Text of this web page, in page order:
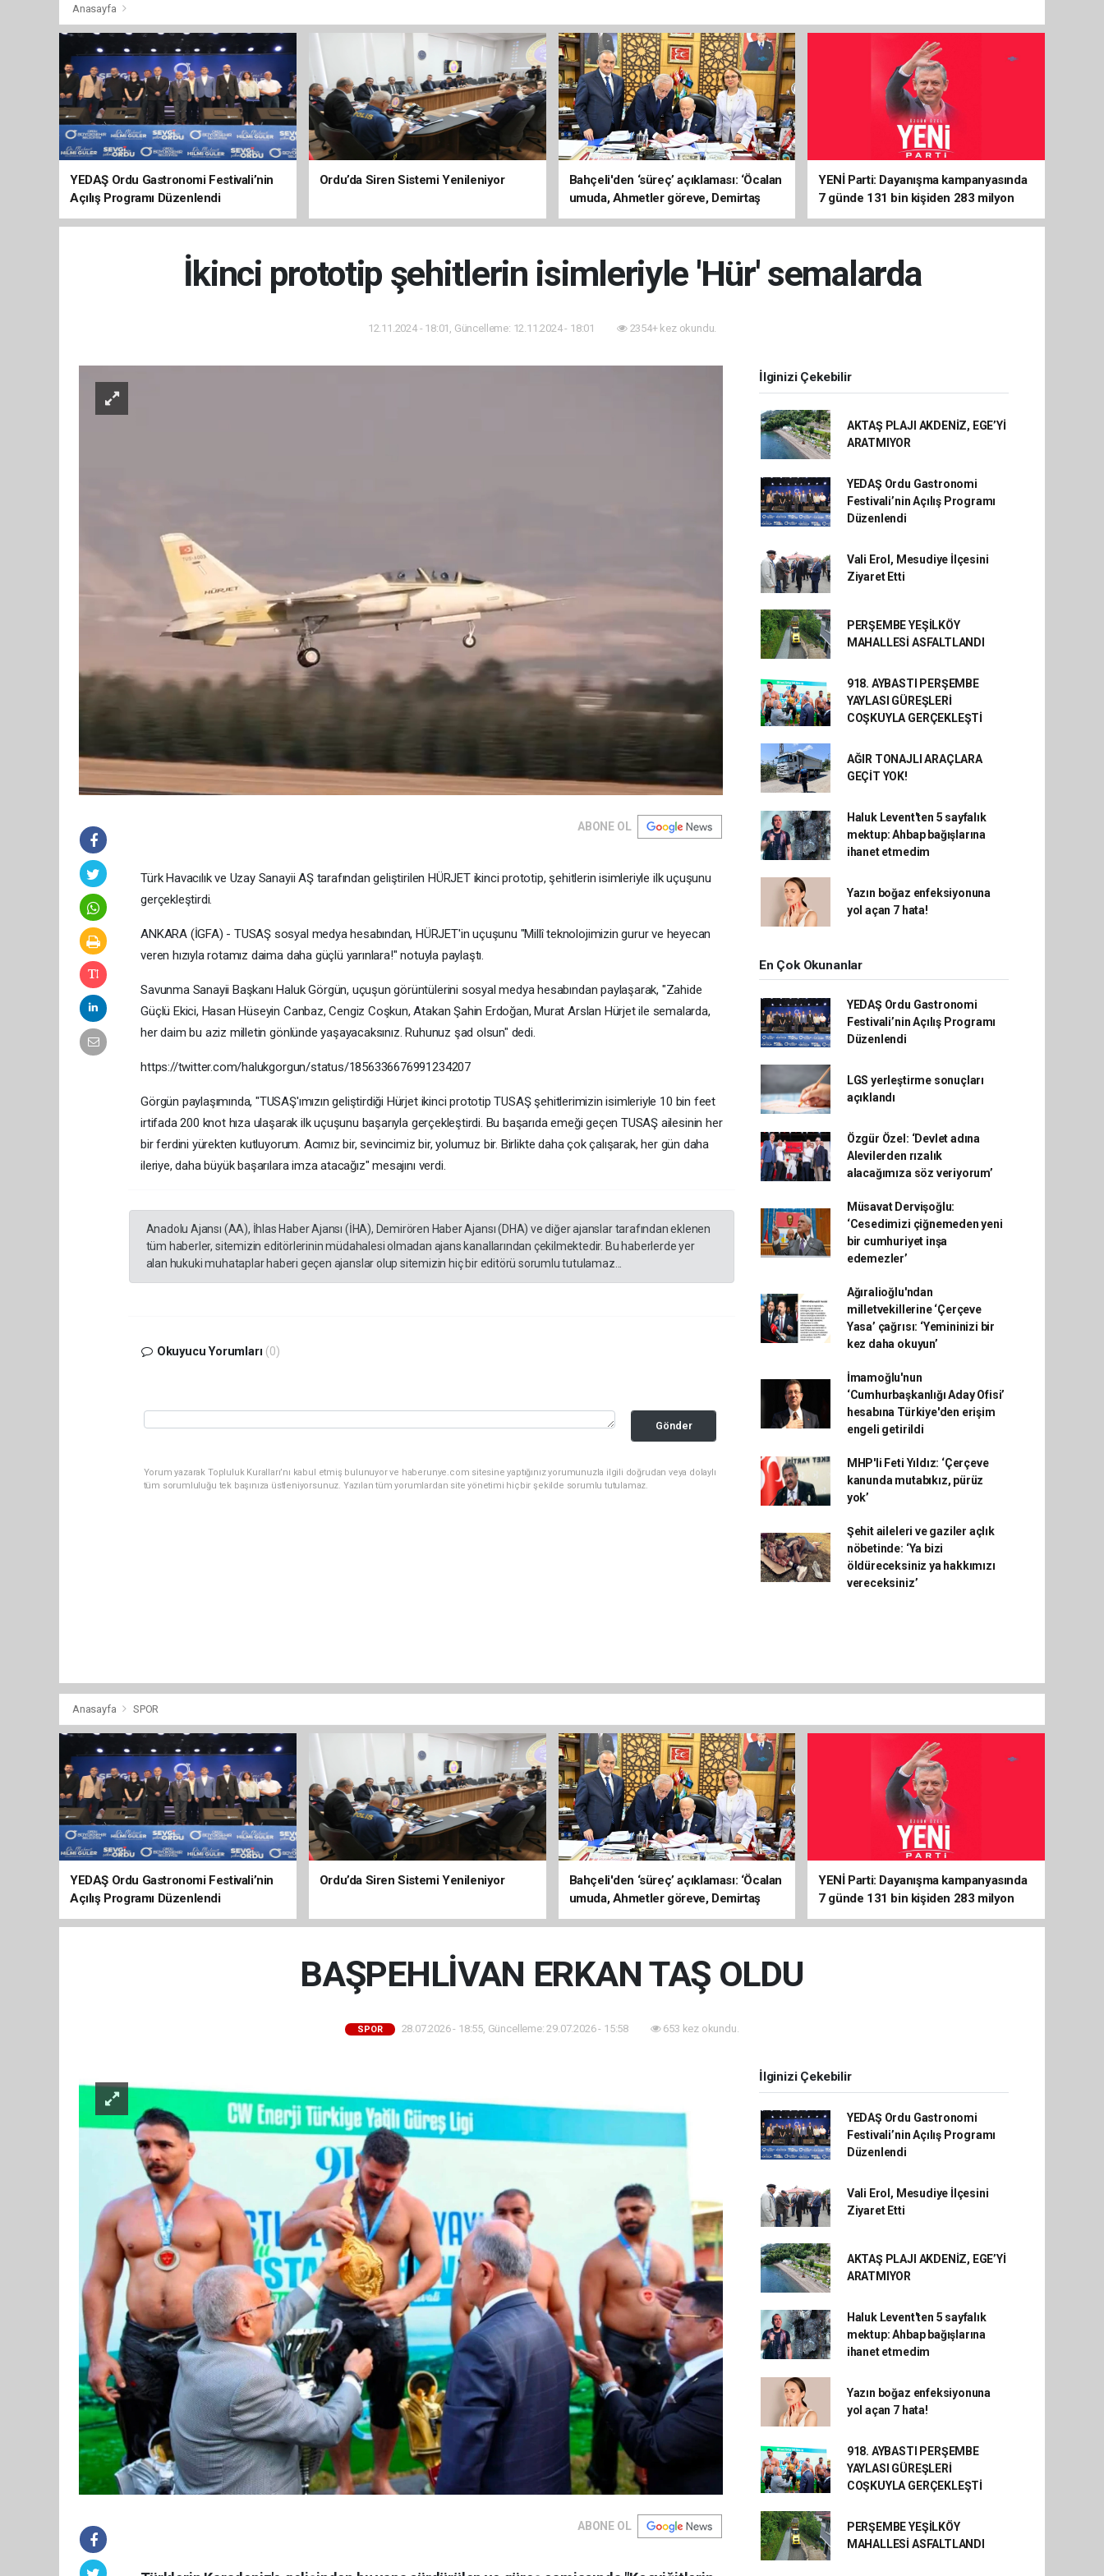
Anasayfa
YEDAŞ Ordu Gastronomi Festivali’nin
Açılış Programı Düzenlendi
Ordu’da Siren Sistemi Yenileniyor
Bahçeli'den ‘süreç’ açıklaması: ‘Öcalan
umuda, Ahmetler göreve, Demirtaş
evine dönmeli’
YENİ Parti: Dayanışma kampanyasında
7 günde 131 bin kişiden 283 milyon
liralık destek
İkinci prototip şehitlerin isimleriyle 'Hür' semalarda
12.11.2024 - 18:01, Güncelleme: 12.11.2024 - 18:01 2354+ kez okundu.
ABONE OL
Türk Havacılık ve Uzay Sanayii AŞ tarafından geliştirilen HÜRJET ikinci prototip, şehitlerin isimleriyle ilk uçuşunu
gerçekleştirdi.
ANKARA (İGFA) - TUSAŞ sosyal medya hesabından, HÜRJET'in uçuşunu "Millî teknolojimizin gurur ve heyecan
veren hızıyla rotamız daima daha güçlü yarınlara!" notuyla paylaştı.
Savunma Sanayii Başkanı Haluk Görgün, uçuşun görüntülerini sosyal medya hesabından paylaşarak, "Zahide
Güçlü Ekici, Hasan Hüseyin Canbaz, Cengiz Coşkun, Atakan Şahin Erdoğan, Murat Arslan Hürjet ile semalarda,
her daim bu aziz milletin gönlünde yaşayacaksınız. Ruhunuz şad olsun" dedi.
https://twitter.com/halukgorgun/status/1856336676991234207
Görgün paylaşımında, "TUSAŞ'ımızın geliştirdiği Hürjet ikinci prototip TUSAŞ şehitlerimizin isimleriyle 10 bin feet
irtifada 200 knot hıza ulaşarak ilk uçuşunu başarıyla gerçekleştirdi. Bu başarıda emeği geçen TUSAŞ ailesinin her
bir ferdini yürekten kutluyorum. Acımız bir, sevincimiz bir, yolumuz bir. Birlikte daha çok çalışarak, her gün daha
ileriye, daha büyük başarılara imza atacağız" mesajını verdi.
Anadolu Ajansı (AA), İhlas Haber Ajansı (İHA), Demirören Haber Ajansı (DHA) ve diğer ajanslar tarafından eklenen
tüm haberler, sitemizin editörlerinin müdahalesi olmadan ajans kanallarından çekilmektedir. Bu haberlerde yer
alan hukuki muhataplar haberi geçen ajanslar olup sitemizin hiç bir editörü sorumlu tutulamaz...
Okuyucu Yorumları (0)
Gönder
Yorum yazarak Topluluk Kuralları’nı kabul etmiş bulunuyor ve haberunye.com sitesine yaptığınız yorumunuzla ilgili doğrudan veya dolaylı
tüm sorumluluğu tek başınıza üstleniyorsunuz. Yazılan tüm yorumlardan site yönetimi hiçbir şekilde sorumlu tutulamaz.
İlginizi Çekebilir
AKTAŞ PLAJI AKDENİZ, EGE’Yİ
ARATMIYOR
YEDAŞ Ordu Gastronomi
Festivali’nin Açılış Programı
Düzenlendi
Vali Erol, Mesudiye İlçesini
Ziyaret Etti
PERŞEMBE YEŞİLKÖY
MAHALLESİ ASFALTLANDI
918. AYBASTI PERŞEMBE
YAYLASI GÜREŞLERİ
COŞKUYLA GERÇEKLEŞTİ
AĞIR TONAJLI ARAÇLARA
GEÇİT YOK!
Haluk Levent'ten 5 sayfalık
mektup: Ahbap bağışlarına
ihanet etmedim
Yazın boğaz enfeksiyonuna
yol açan 7 hata!
En Çok Okunanlar
YEDAŞ Ordu Gastronomi
Festivali’nin Açılış Programı
Düzenlendi
LGS yerleştirme sonuçları
açıklandı
Özgür Özel: ‘Devlet adına
Alevilerden rızalık
alacağımıza söz veriyorum’
Müsavat Dervişoğlu:
‘Cesedimizi çiğnemeden yeni
bir cumhuriyet inşa
edemezler’
Ağıralioğlu'ndan
milletvekillerine ‘Çerçeve
Yasa’ çağrısı: ‘Yemininizi bir
kez daha okuyun’
İmamoğlu'nun
‘Cumhurbaşkanlığı Aday Ofisi’
hesabına Türkiye'den erişim
engeli getirildi
MHP'li Feti Yıldız: ‘Çerçeve
kanunda mutabıkız, pürüz
yok’
Şehit aileleri ve gaziler açlık
nöbetinde: ‘Ya bizi
öldüreceksiniz ya hakkımızı
vereceksiniz’
Anasayfa SPOR
YEDAŞ Ordu Gastronomi Festivali’nin
Açılış Programı Düzenlendi
Ordu’da Siren Sistemi Yenileniyor
Bahçeli'den ‘süreç’ açıklaması: ‘Öcalan
umuda, Ahmetler göreve, Demirtaş
evine dönmeli’
YENİ Parti: Dayanışma kampanyasında
7 günde 131 bin kişiden 283 milyon
liralık destek
BAŞPEHLİVAN ERKAN TAŞ OLDU
SPOR 28.07.2026 - 18:55, Güncelleme: 29.07.2026 - 15:58 653 kez okundu.
ABONE OL
İlginizi Çekebilir
YEDAŞ Ordu Gastronomi
Festivali’nin Açılış Programı
Düzenlendi
Vali Erol, Mesudiye İlçesini
Ziyaret Etti
AKTAŞ PLAJI AKDENİZ, EGE’Yİ
ARATMIYOR
Haluk Levent'ten 5 sayfalık
mektup: Ahbap bağışlarına
ihanet etmedim
Yazın boğaz enfeksiyonuna
yol açan 7 hata!
918. AYBASTI PERŞEMBE
YAYLASI GÜREŞLERİ
COŞKUYLA GERÇEKLEŞTİ
PERŞEMBE YEŞİLKÖY
MAHALLESİ ASFALTLANDI